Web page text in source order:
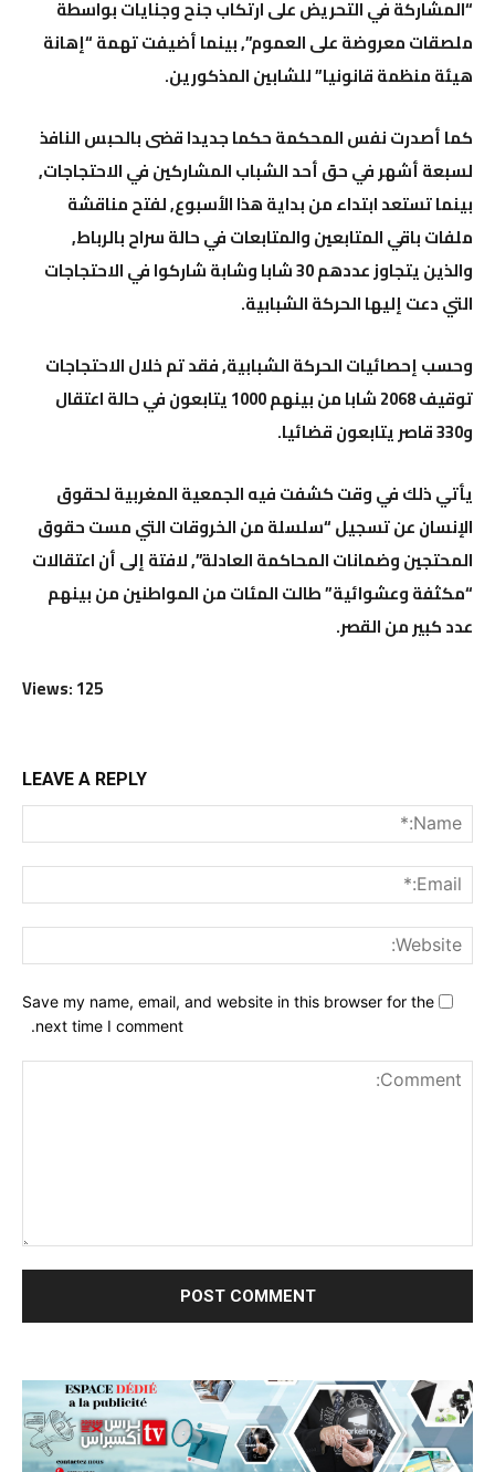
“المشاركة في التحريض على ارتكاب جنح وجنايات بواسطة
ملصقات معروضة على العموم”, بينما أضيفت تهمة “إهانة
هيئة منظمة قانونيا” للشابين المذكورين.
كما أصدرت نفس المحكمة حكما جديدا قضى بالحبس النافذ
لسبعة أشهر في حق أحد الشباب المشاركين في الاحتجاجات,
بينما تستعد ابتداء من بداية هذا الأسبوع, لفتح مناقشة
ملفات باقي المتابعين والمتابعات في حالة سراح بالرباط,
والذين يتجاوز عددهم 30 شابا وشابة شاركوا في الاحتجاجات
التي دعت إليها الحركة الشبابية.
وحسب إحصائيات الحركة الشبابية, فقد تم خلال الاحتجاجات
توقيف 2068 شابا من بينهم 1000 يتابعون في حالة اعتقال
و330 قاصر يتابعون قضائيا.
يأتي ذلك في وقت كشفت فيه الجمعية المغربية لحقوق
الإنسان عن تسجيل “سلسلة من الخروقات التي مست حقوق
المحتجين وضمانات المحاكمة العادلة”, لافتة إلى أن اعتقالات
“مكثفة وعشوائية” طالت المئات من المواطنين من بينهم
عدد كبير من القصر.
Views: 125
LEAVE A REPLY
Save my name, email, and website in this browser for the
next time I comment.